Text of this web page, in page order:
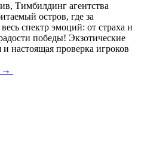
Тимбилдинг агентства
остров, где за
спектр эмоций: от страха и
победы! Экзотические
настоящая проверка игроков
→